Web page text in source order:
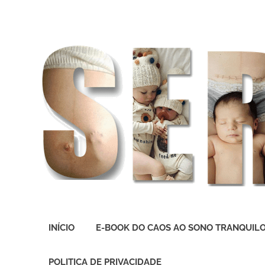
presente
INÍCIO E-BOOK DO CAOS AO SONO
POLITICA DE PRIVACIDADE